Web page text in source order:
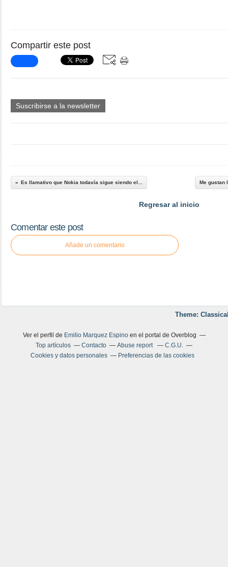
Compartir este post
Suscribirse a la newsletter
Es llamativo que Nokia todavía sigue siendo el... Me gustan
Regresar al inicio
Comentar este post
Añade un comentario
Theme:
Ver el perfil de Emilio Marquez Espinoen el portal de Overblog
Top artículos
Contacto Abuse report
C.G.U.
Cookies y datos personales
Preferencias de las cookies